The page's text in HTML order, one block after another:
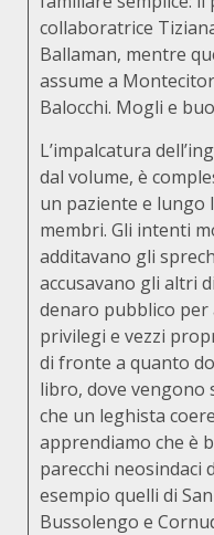
collaboratrice
Ballaman, mentre
assume a
Balocchi. Mogli e
L’impalcatura
dal volume, è
un paziente e lungo
membri. Gli intenti
additavano gli
accusavano gli altri
denaro pubblico per
privilegi e vezzi
di fronte a quanto
libro, dove vengono
che un leghista
apprendiamo che è
parecchi neosindaci
esempio quelli di
Bussolengo e